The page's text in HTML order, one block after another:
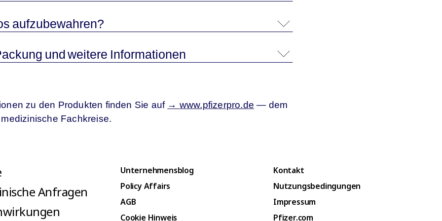
aufzubewahren?
Packung und weitere Informationen
zu den Produkten finden Sie auf → www.pfizerpro.de — dem
Fachkreise.
Anfragen
Unternehmensblog
Policy Affairs
AGB
Cookie Hinweis
Kontakt
Nutzungsbedingungen
Impressum
Pfizer.com